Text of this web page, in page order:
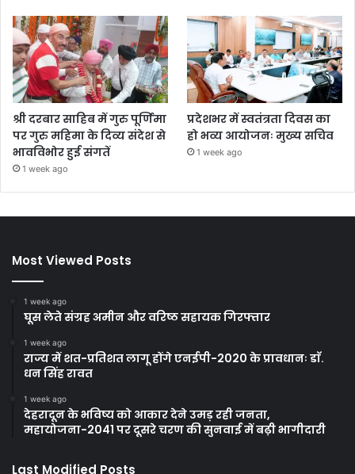
श्री दरबार साहिब में गुरु पूर्णिमा
पर गुरु महिमा के दिव्य संदेश से
भावविभोर हुई संगतें
1 week ago
प्रदेशभर में स्वतंत्रता दिवस का
हो भव्य आयोजनः मुख्य सचिव
1 week ago
Most Viewed Posts
1 week ago
घूस लेते संग्रह अमीन और वरिष्ठ सहायक गिरफ्तार
1 week ago
राज्य में शत-प्रतिशत लागू होंगे एनईपी-2020 के प्रावधानः डाॅ.
धन सिंह रावत
1 week ago
देहरादून के भविष्य को आकार देने उमड़ रही जनता,
महायोजना-2041 पर दूसरे चरण की सुनवाई में बढ़ी भागीदारी
Last Modified Posts